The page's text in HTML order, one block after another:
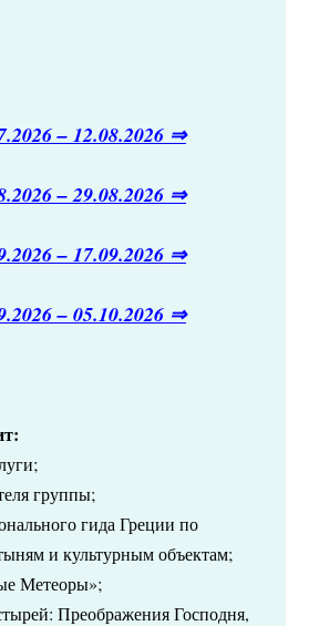
– 12.08.2026 ⇒
– 29.08.2026 ⇒
– 17.09.2026 ⇒
– 05.10.2026 ⇒
группы;
гида Греции по
и культурным объектам;
Метеоры»;
Преображения Господня,